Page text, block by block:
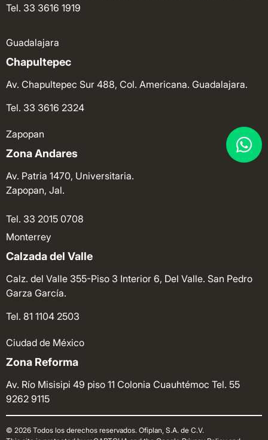
Tel. 33 3616 1919
Guadalajara
Chapultepec
Av. Chapultepec Sur 488, Col. Americana. Guadalajara.
Tel. 33 3616 2324
Zapopan
Zona Andares
Av. Patria 1470, Universitaria.
Zapopan, Jal.
Tel. 33 2015 0708
Monterrey
Calzada del Valle
Calz. del Valle 355-Piso 3 Interior 6, Del Valle. San Pedro
Garza García.
Tel. 81 1104 2503
Ciudad de México
Zona Reforma
Av. Río Misisipi 49 piso 11 Colonia Cuauhtémoc Tel. 55
9262 9115
© 2026 Todos los derechos reservados. Ofiplan, S.A. de C.V.